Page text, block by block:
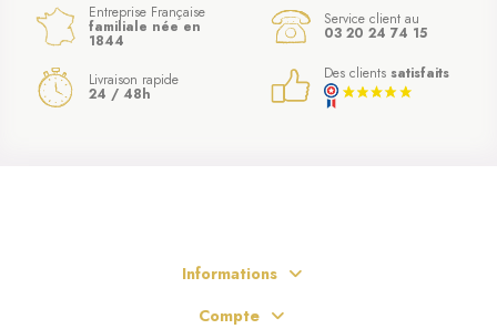
Entreprise Française
familiale née en
1844
Service client au
03 20 24 74 15
Livraison rapide
24 / 48h
Des clients satisfaits
Informations
Compte